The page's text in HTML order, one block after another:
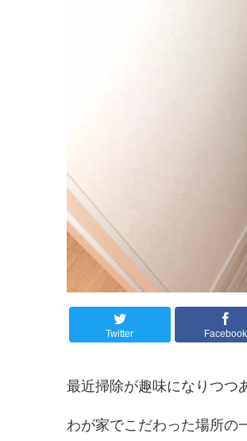
Twitter Facebook
最近掃除が趣味になりつつ
わが家でこだわった場所の